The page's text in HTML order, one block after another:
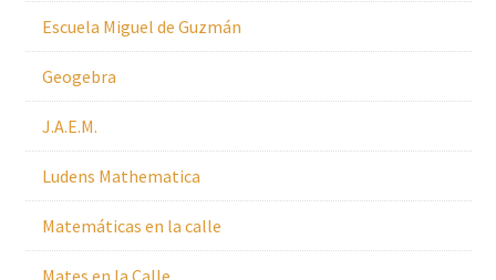
Escuela Miguel de Guzmán
Geogebra
J.A.E.M.
Ludens Mathematica
Matemáticas en la calle
Mates en la Calle